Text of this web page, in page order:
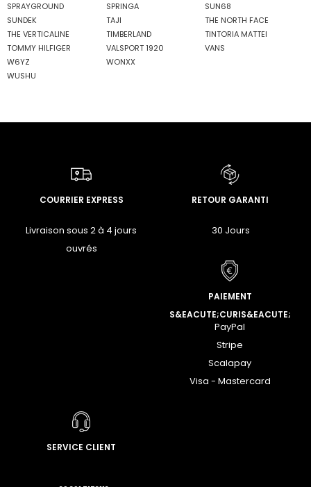
SPRAYGROUND
SPRINGA
SUN68
SUNDEK
TAJI
THE NORTH FACE
THE VERTICALINE
TIMBERLAND
TINTORIA MATTEI
TOMMY HILFIGER
VALSPORT 1920
VANS
W6YZ
WONXX
WUSHU
COURRIER EXPRESS
Livraison sous 2 à 4 jours
ouvrés
RETOUR GARANTI
30 Jours
PAIEMENT
S&EACUTE;CURIS&EACUTE;
PayPal
Stripe
Scalapay
Visa - Mastercard
SERVICE CLIENT